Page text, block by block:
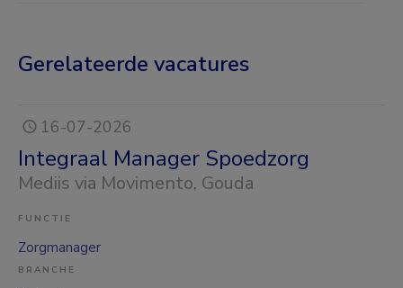
Gerelateerde vacatures
16-07-2026
Integraal Manager Spoedzorg
Mediis via Movimento, Gouda
FUNCTIE
Zorgmanager
BRANCHE